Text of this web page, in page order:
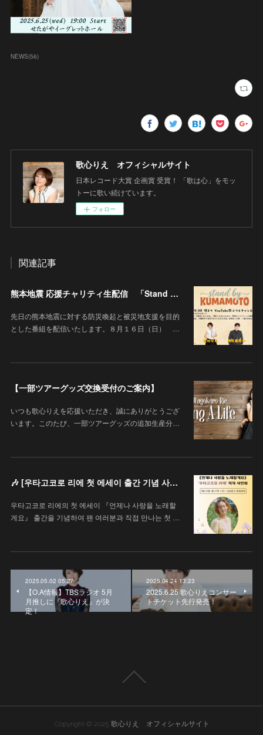
NEWS(56)
歌心りえ オフィシャルサイト
日本レコード大賞 企画賞 受賞！ 「歌は心」をモッ
トーに歌い続けています。
フォロー
関連記事
熊本地震 応援チャリティ生配信 「Stand By KUMAMOTO」
先日の熊本地震に対する防災喚起と被災地支援を目的
とした番組を配信いたします。８月１６日（日） …
【一部ツアーグッズ交換受付のご案内】
いつも歌心りえを応援いただき、誠にありがとうござ
います。このたび、一部ツアーグッズの追加生産分…
🎶 [우타고코로 리에 첫 에세이 출간 기념 사인회 안내 / 歌心りえ 初エッセイ出版記念サイン会のお知らせ]
우타고코로 리에의 첫 에세이 『언제나 사랑을 노래할
게요』 출간을 기념하여 팬 여러분과 직접 만나는 첫 …
2025.05.02 05:27
【O.A情報】TBSラジオ 5月
月推しに『歌心りえ』が決
定！
2025.04.24 13:23
2025.6.25 歌心りえコンサー
トチケット先行発売！
Copyright © 2025 歌心りえ オフィシャルサイト